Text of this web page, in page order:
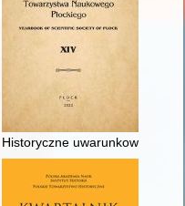
przyrody i przestrzeni
Historyczne uwarunkowania